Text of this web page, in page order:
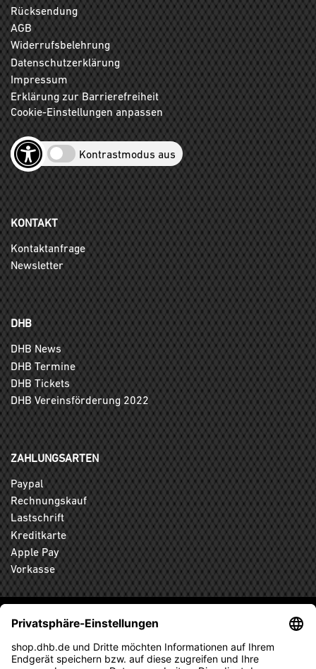
Rücksendung
AGB
Widerrufsbelehrung
Datenschutzerklärung
Impressum
Erklärung zur Barrierefreiheit
Cookie-Einstellungen anpassen
Kontrastmodus aus
KONTAKT
Kontaktanfrage
Newsletter
DHB
DHB News
DHB Termine
DHB Tickets
DHB Vereinsförderung 2022
ZAHLUNGSARTEN
Paypal
Rechnungskauf
Lastschrift
Kreditkarte
Apple Pay
Vorkasse
ABONNIEREN SIE DEN KOSTENLOSEN DHB-FANSHOP
NEWSLETTER UND VERPASSEN SIE KEINE NEUIGKEIT ODER
AKTION MEHR.